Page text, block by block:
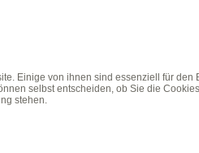
Einige von ihnen sind essenziell für
selbst entscheiden, ob Sie die
stehen.